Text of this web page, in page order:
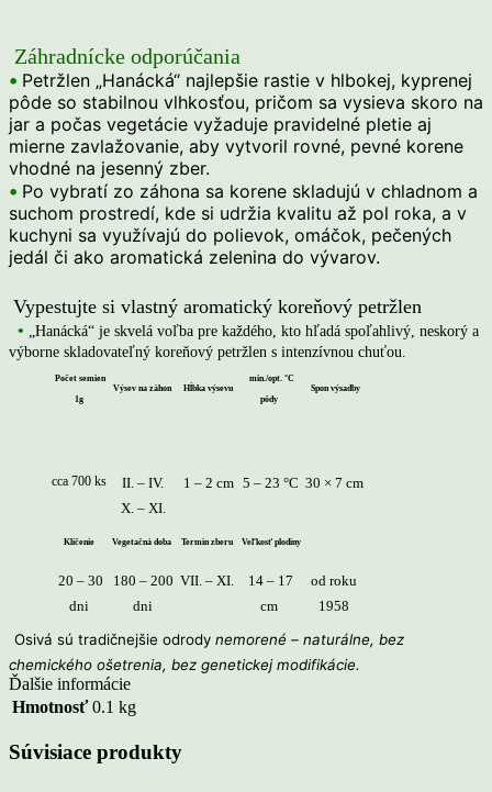
Záhradnícke odporúčania
• Petržlen „Hanácká“ najlepšie rastie v hlbokej, kyprenej
pôde so stabilnou vlhkosťou, pričom sa vysieva skoro na
jar a počas vegetácie vyžaduje pravidelné pletie aj
mierne zavlažovanie, aby vytvoril rovné, pevné korene
vhodné na jesenný zber.
• Po vybratí zo záhona sa korene skladujú v chladnom a
suchom prostredí, kde si udržia kvalitu až pol roka, a v
kuchyni sa využívajú do polievok, omáčok, pečených
jedál či ako aromatická zelenina do vývarov.
Vypestujte si vlastný aromatický koreňový petržlen
• „Hanácká“ je skvelá voľba pre každého, kto hľadá spoľahlivý, neskorý a
výborne skladovateľný koreňový petržlen s intenzívnou chuťou.
Počet semien
1g
Výsev na záhon Hĺbka výsevu
min./opt. °C
pôdy
Spon výsadby
cca 700 ks
II. – IV.
X. – XI.
1 – 2 cm 5 – 23 °C 30 × 7 cm
Klíčenie Vegetačná doba Termin zberu Veľkosť plodiny
20 – 30
dni
180 – 200
dni
VII. – XI.
14 – 17
cm
od roku
1958
Osivá sú tradičnejšie odrody nemorené – naturálne, bez
chemického ošetrenia, bez genetickej modifikácie.
Ďalšie informácie
Hmotnosť 0.1 kg
Súvisiace produkty